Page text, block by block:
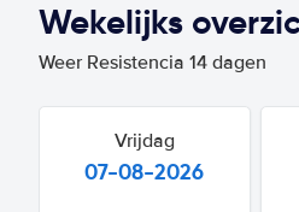
Wekelijks
Weer Resistencia 14 dagen
Vrijdag
07-08-2026